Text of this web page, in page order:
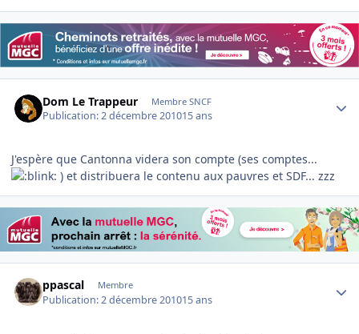
Dom Le Trappeur Membre SNCF
Publication:2 décembre 201015 ans
J'espère que Cantonna videra son compte (ses comptes...
) et distribuera le contenu aux pauvres et SDF... zzz
ppascal Membre
Publication:2 décembre 201015 ans